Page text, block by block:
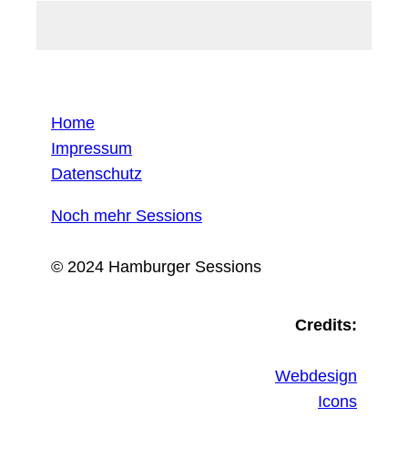
Home
Impressum
Datenschutz
Noch mehr Sessions
© 2024 Hamburger Sessions
Credits:
Webdesign
Icons